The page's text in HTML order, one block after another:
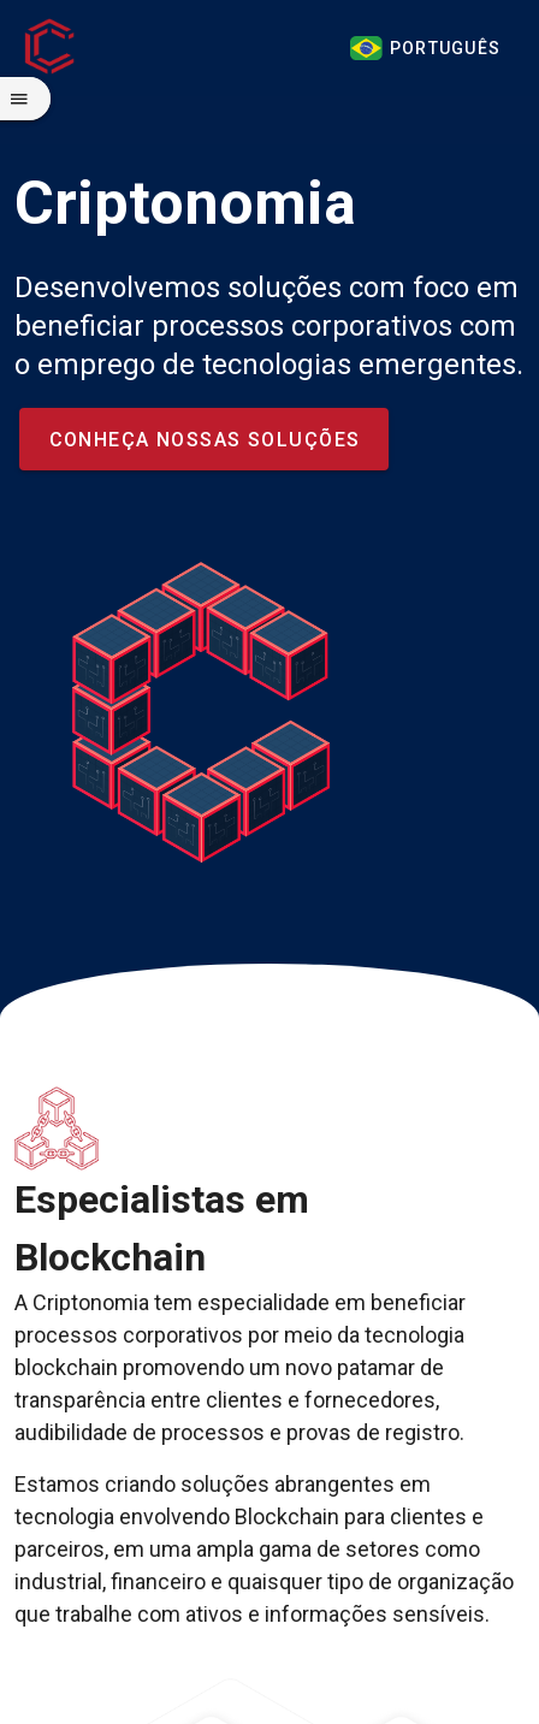
PORTUGUÊS
PORTUGUÊS
Criptonomia
Desenvolvemos soluções com foco em
beneficiar processos corporativos com
o emprego de tecnologias emergentes.
CONHEÇA NOSSAS SOLUÇÕES
Especialistas em
Blockchain
A Criptonomia tem especialidade em beneficiar
processos corporativos por meio da tecnologia
blockchain promovendo um novo patamar de
transparência entre clientes e fornecedores,
audibilidade de processos e provas de registro.
Estamos criando soluções abrangentes em
tecnologia envolvendo Blockchain para clientes e
parceiros, em uma ampla gama de setores como
industrial, financeiro e quaisquer tipo de organização
que trabalhe com ativos e informações sensíveis.